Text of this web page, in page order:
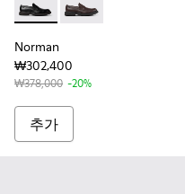
Norman - K101001-001 -
Norman -
Norman
₩302,400
₩378,000 -20%
추가